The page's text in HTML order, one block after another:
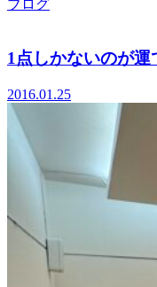
ブログ
1点しかないのが
2016.01.25